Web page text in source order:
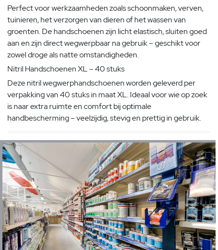
Perfect voor werkzaamheden zoals schoonmaken, verven,
tuinieren, het verzorgen van dieren of het wassen van
groenten. De handschoenen zijn licht elastisch, sluiten goed
aan en zijn direct wegwerpbaar na gebruik – geschikt voor
zowel droge als natte omstandigheden.
Nitril Handschoenen XL – 40 stuks
Deze nitril wegwerphandschoenen worden geleverd per
verpakking van 40 stuks in maat XL. Ideaal voor wie op zoek
is naar extra ruimte en comfort bij optimale
handbescherming – veelzijdig, stevig en prettig in gebruik.